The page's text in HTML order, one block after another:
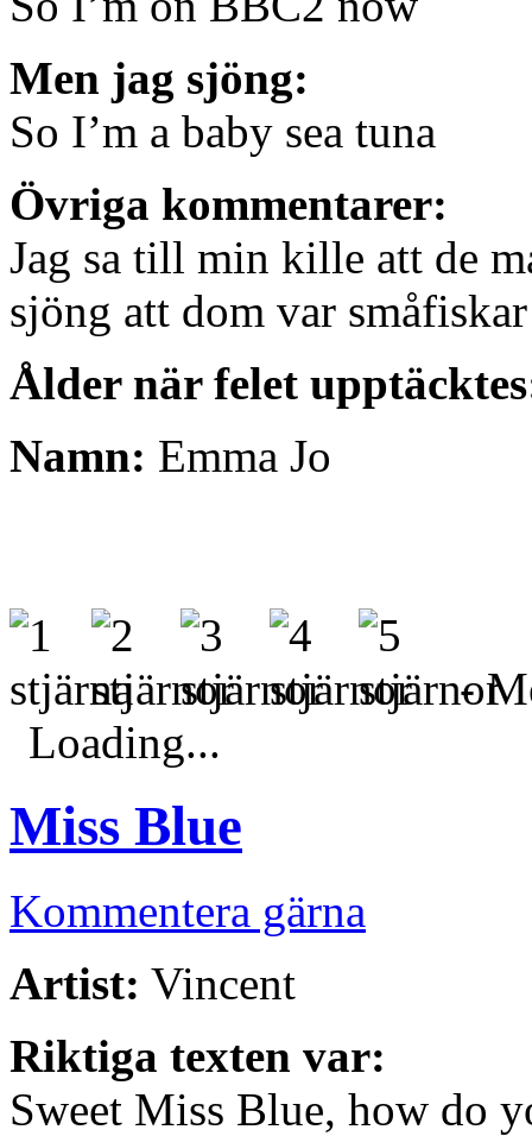
Men jag sjöng:
So I’m a baby sea tuna
Övriga kommentarer:
Jag sa till min kille att de
sjöng att dom var
Ålder när felet
Namn: Emma Jo
-
Loading...
Miss Blue
Kommentera gärna
Artist: Vincent
Riktiga texten var:
Sweet Miss Blue, how do